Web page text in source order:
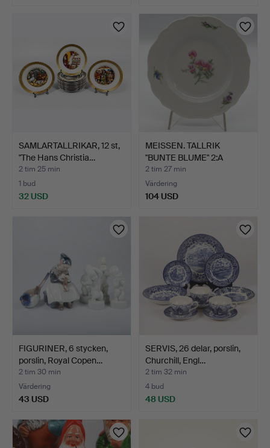
SAMLARTALLRIKAR, 12 st,
"The Hans Christia…
2 tim 25 min
1 bud
32 USD
MEISSEN. TALLRIK
"BUNTE BLUME" 2:A
SORTERI…
2 tim 27 min
Värdering
104 USD
FIGURINER, 6 stycken,
porslin, Royal Copen…
2 tim 30 min
Värdering
43 USD
SERVIS, 26 delar, porslin,
Churchill, Engl…
2 tim 32 min
4 bud
48 USD